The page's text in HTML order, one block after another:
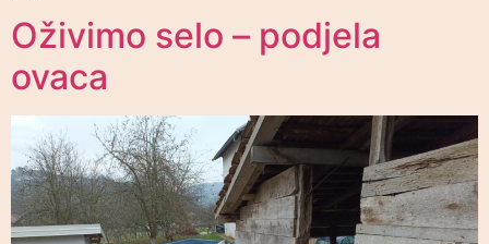
Oživimo selo – podjela
ovaca